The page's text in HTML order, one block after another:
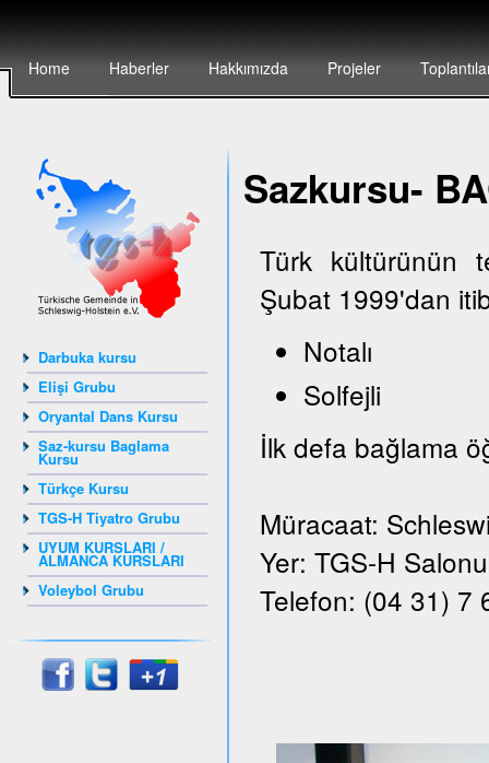
Home Haberler Hakkımızda Projeler
Darbuka kursu
Elişi Grubu
Oryantal Dans Kursu
Saz-kursu Baglama
Kursu
Türkçe Kursu
TGS-H Tiyatro Grubu
UYUM KURSLARI /
ALMANCA KURSLARI
Voleybol Grubu
Sazkursu-
Türk kültürünün
Şubat 1999'dan
Notalı
Solfejli
İlk defa bağlama
Müracaat:
Yer: TGS-H
Telefon: (04 31) 7